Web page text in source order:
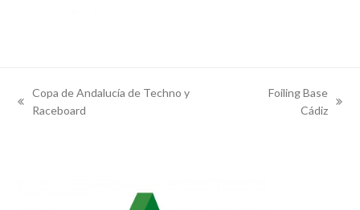
previous
Copa de Andalucía de Techno y
Raceboard
Foiling Base
Cádiz